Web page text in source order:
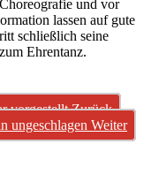
und vor
lassen auf gute
schließlich seine
Ehrentanz.
vorgestelltZurück
ungeschlagen Weiter